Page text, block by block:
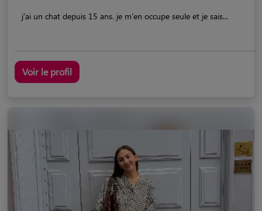
j'ai un chat depuis 15 ans. je m'en occupe seule et je sais...
Voir le profil